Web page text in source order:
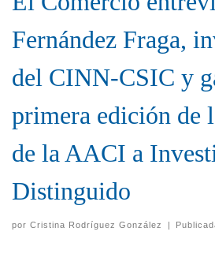
Fernández Fraga,
del CINN-CSIC y
primera edición de
de la AACI a
Distinguido
por Cristina Rodríguez González |